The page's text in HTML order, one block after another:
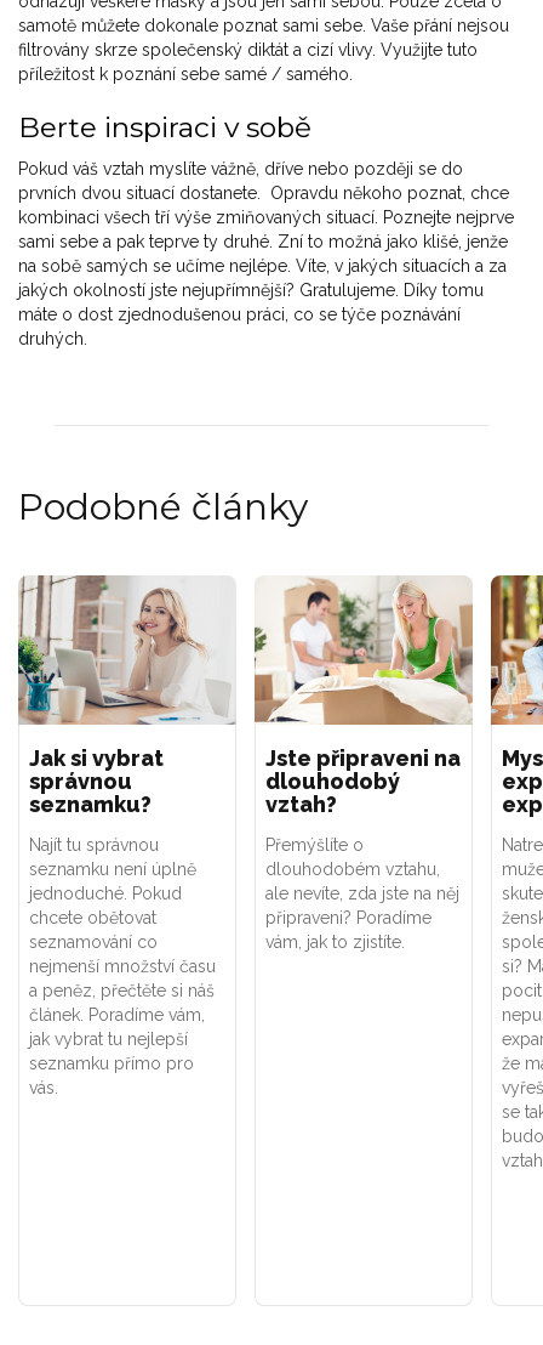
samotě můžete dokonale poznat sami sebe. Vaše přání nejsou
filtrovány skrze společenský diktát a cizí vlivy. Využijte tuto
příležitost k poznání sebe samé / samého.
Berte inspiraci v sobě
Pokud váš vztah myslíte vážně, dříve nebo později se do
prvních dvou situací dostanete. Opravdu někoho poznat, chce
kombinaci všech tří výše zmiňovaných situací. Poznejte nejprve
sami sebe a pak teprve ty druhé. Zní to možná jako klišé, jenže
na sobě samých se učíme nejlépe. Víte, v jakých situacích a za
jakých okolností jste nejupřímnější? Gratulujeme. Díky tomu
máte o dost zjednodušenou práci, co se týče poznávání
druhých.
Podobné články
Jak si vybrat
správnou
seznamku?
Najít tu správnou
seznamku není úplně
jednoduché. Pokud
chcete obětovat
seznamování co
nejmenší množství času
a peněz, přečtěte si náš
článek. Poradíme vám,
jak vybrat tu nejlepší
seznamku přímo pro
vás.
Jste připraveni na
dlouhodobý
vztah?
Přemýšlíte o
dlouhodobém vztahu,
ale nevíte, zda jste na něj
připraveni? Poradíme
vám, jak to zjistíte.
si?
že
se